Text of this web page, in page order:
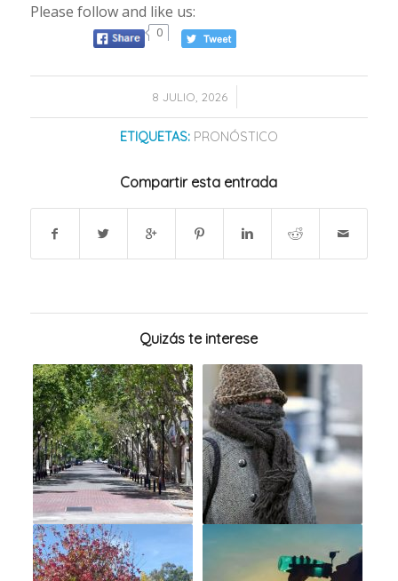
Please follow and like us:
0
8 JULIO, 2026
/
ETIQUETAS: PRONÓSTICO
Compartir esta entrada
Quizás te interese